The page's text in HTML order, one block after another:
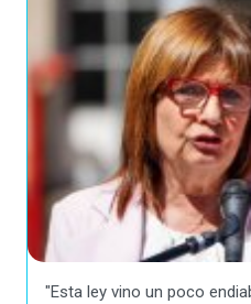
"Esta ley vino un poco